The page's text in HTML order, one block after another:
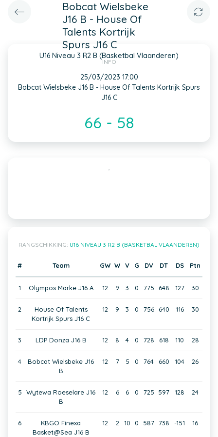
Bobcat Wielsbeke
J16 B - House Of
Talents Kortrijk
Spurs J16 C
U16 Niveau 3 R2 B (Basketbal Vlaanderen)
INFO
25/03/2023 17:00
Bobcat Wielsbeke J16 B - House Of Talents Kortrijk Spurs
J16 C
66 - 58
,
RANGSCHIKKING: U16 NIVEAU 3 R2 B (BASKETBAL VLAANDEREN)
# Team GW W V G DV DT DS Ptn
1 Olympos Marke J16 A 12 9 3 0 775 648 127 30
2
House Of Talents
Kortrijk Spurs J16 C
12 9 3 0 756 640 116 30
3 LDP Donza J16 B 12 8 4 0 728 618 110 28
4
Bobcat Wielsbeke J16
B
12 7 5 0 764 660 104 26
5
Wytewa Roeselare J16
B
12 6 6 0 725 597 128 24
6
KBGO Finexa
Basket@Sea J16 B
12 2 10 0 587 738 -151 16